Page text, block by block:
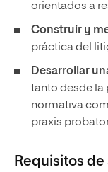
orientados a
Construir y
práctica del
Desarrollar
tanto desde la
normativa
praxis
Requisitos de